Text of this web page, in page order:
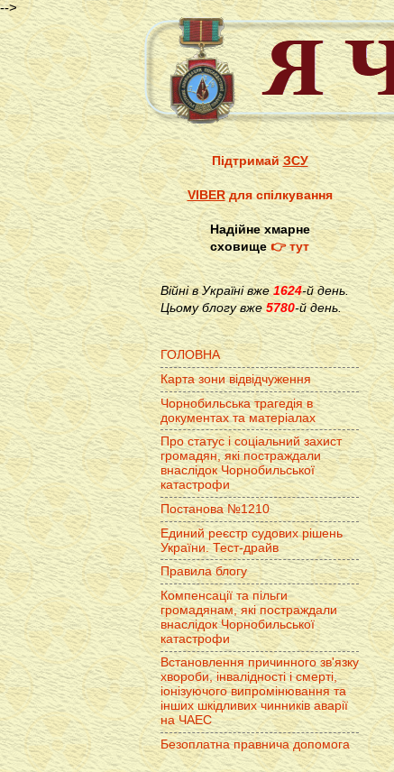
-->
ПідтримайЗСУ
VIBERдля спілкування
Надійне хмарне
сховище👉 тут
Війні в Україні вже1624-й день.
Цьому блогу вже 5780-й день.
ГОЛОВНА
Карта зони відвідчуження
Чорнобильська трагедія в
документах та матеріалах
Про статус і соціальний захист
громадян, які постраждали
внаслідок Чорнобильської
катастрофи
Постанова №1210
Единий реєстр судових рішень
України. Тест-драйв
Правила блогу
Компенсації та пільги
громадянам, які постраждали
внаслідок Чорнобильської
катастрофи
Встановлення причинного зв'язку
хвороби, інвалідності і смерті,
іонізуючого випромінювання та
інших шкідливих чинників аварії
на ЧАЕС
Безоплатна правнича допомога